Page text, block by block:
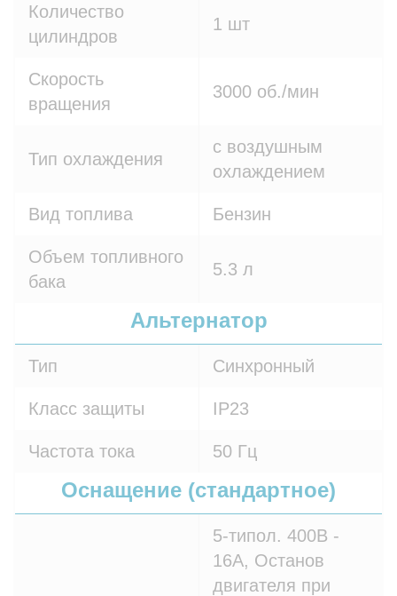
Количество
цилиндров
1 шт
Скорость
вращения
3000 об./мин
Тип охлаждения
с воздушным
охлаждением
Вид топлива Бензин
Объем топливного
бака
5.3 л
Альтернатор
Тип Синхронный
Класс защиты IP23
Частота тока 50 Гц
Оснащение (стандартное)
5-типол. 400В -
16A, Останов
двигателя при